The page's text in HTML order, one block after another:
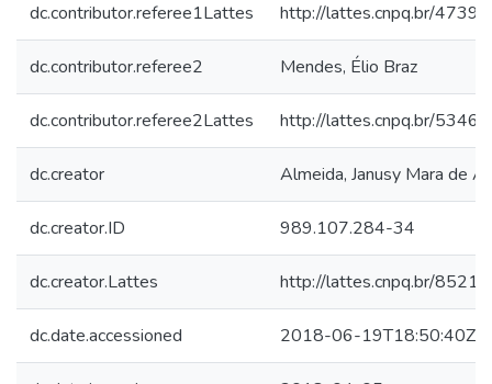
dc.contributor.referee1Lattes http://lattes.cnpq.br/
dc.contributor.referee2 Mendes, Élio Braz
dc.contributor.referee2Lattes http://lattes.cnpq.br/
dc.creator Almeida, Janusy Mara de
dc.creator.ID 989.107.284-34
dc.creator.Lattes http://lattes.cnpq.br/
dc.date.accessioned 2018-06-19T18:50:40Z